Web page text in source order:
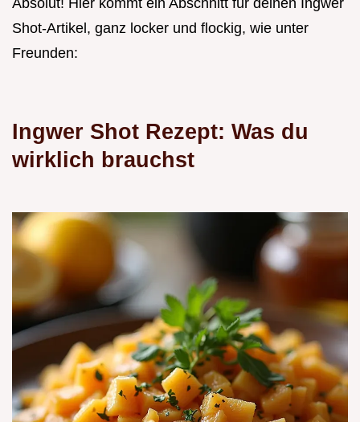
Absolut! Hier kommt ein Abschnitt für deinen Ingwer
Shot-Artikel, ganz locker und flockig, wie unter
Freunden:
Ingwer Shot Rezept: Was du
wirklich brauchst